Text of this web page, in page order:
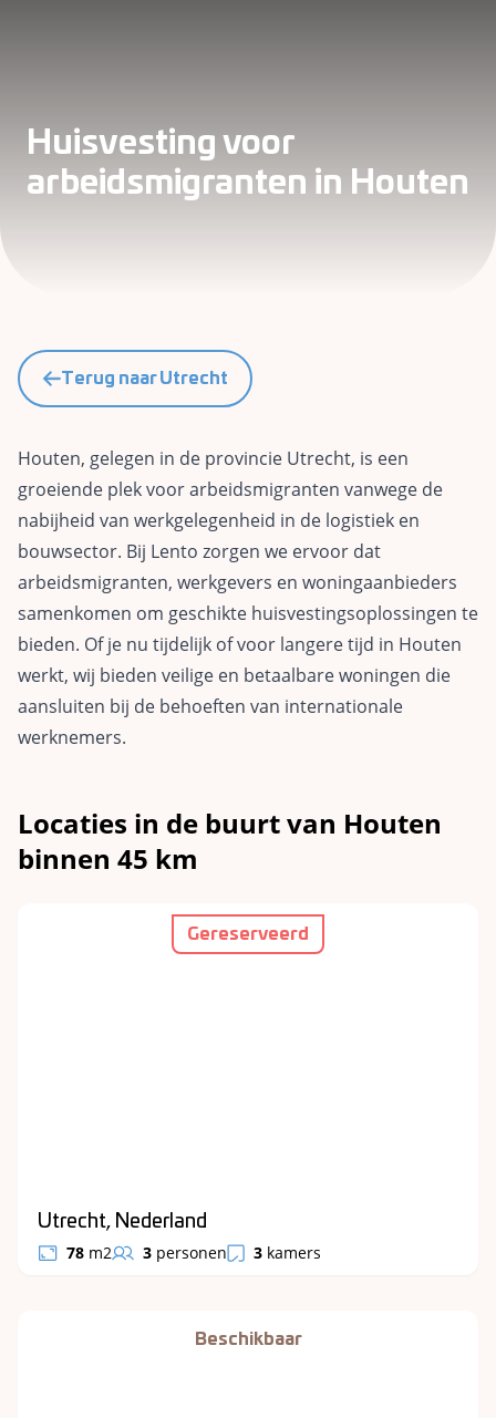
Huisvesting voor
arbeidsmigranten in Houten
Terug naar Utrecht
Houten, gelegen in de provincie Utrecht, is een
groeiende plek voor arbeidsmigranten vanwege de
nabijheid van werkgelegenheid in de logistiek en
bouwsector. Bij Lento zorgen we ervoor dat
arbeidsmigranten, werkgevers en woningaanbieders
samenkomen om geschikte huisvestingsoplossingen te
bieden. Of je nu tijdelijk of voor langere tijd in Houten
werkt, wij bieden veilige en betaalbare woningen die
aansluiten bij de behoeften van internationale
werknemers.
Locaties in de buurt van Houten
binnen 45 km
Gereserveerd
Utrecht, Nederland
78 m2 3 personen 3 kamers
Beschikbaar